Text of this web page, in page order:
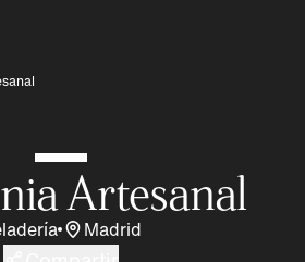
Artesanal
Madrid